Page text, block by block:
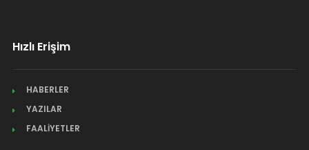
Hızlı Erişim
HABERLER
YAZILAR
FAALİYETLER